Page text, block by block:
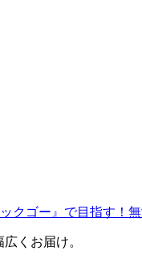
クゴー』で目指す！
くお届け。